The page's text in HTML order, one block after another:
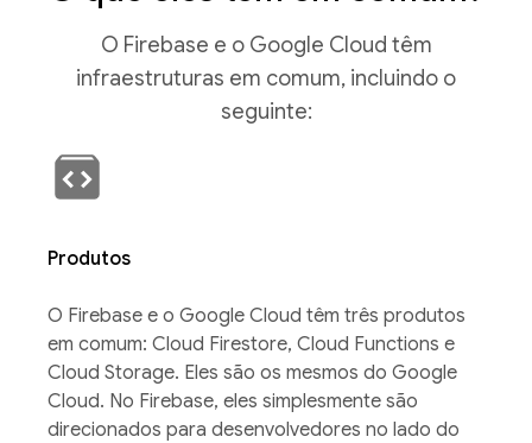
O Firebase e o Google Cloud têm
infraestruturas em comum, incluindo o
seguinte:
Produtos
O Firebase e o Google Cloud têm três produtos
em comum: Cloud Firestore, Cloud Functions e
Cloud Storage. Eles são os mesmos do Google
Cloud. No Firebase, eles simplesmente são
direcionados para desenvolvedores no lado do